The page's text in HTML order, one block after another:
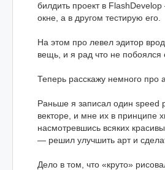
билдить проект в
окне, а в другом тестирую его.
На этом про левел эдитор
вещь, и я рад что не побоялся
Теперь расскажу немного про
Раньше я записал один speed
векторе, и мне их в принципе
насмотревшись всяких
— решил улучшить арт и
Дело в том, что «круто»